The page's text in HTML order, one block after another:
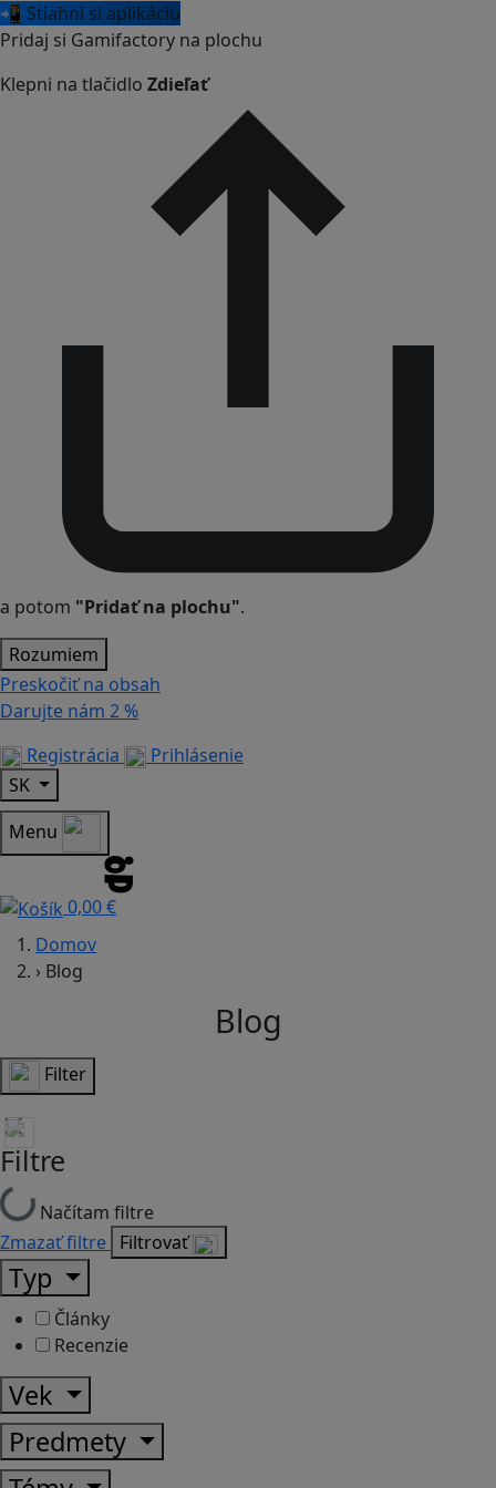
📲 Stiahni si aplikáciu
Pridaj si Gamifactory na plochu
Klepni na tlačidlo Zdieľať
a potom "Pridať na plochu".
Rozumiem
Preskočiť na obsah
Darujte nám 2 %
Registrácia
Prihlásenie
SK
Menu
0,00 €
Domov
› Blog
Blog
Filter
Filtre
Načítam filtre
Zmazať filtre Filtrovať
Typ
Články
Recenzie
Vek
Predmety